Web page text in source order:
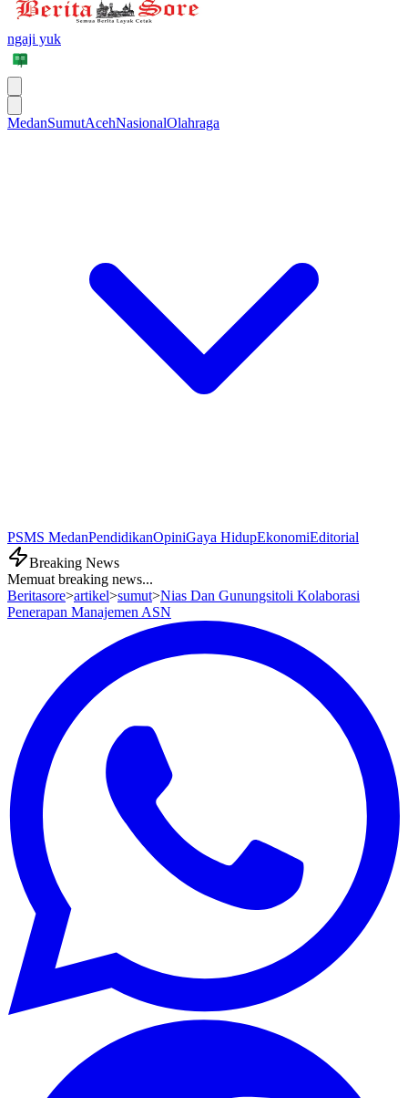
ngaji yuk
MedanSumutAcehNasionalOlahraga
PSMS MedanPendidikanOpiniGaya HidupEkonomiEditorial
Breaking News
Memuat breaking news...
Beritasore>artikel>sumut>Nias Dan Gunungsitoli Kolaborasi
Penerapan Manajemen ASN